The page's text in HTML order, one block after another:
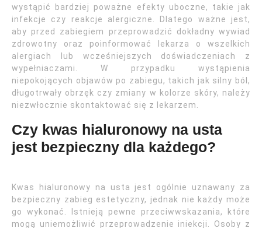
wystąpić bardziej poważne efekty uboczne, takie jak
infekcje czy reakcje alergiczne. Dlatego ważne jest,
aby przed zabiegiem przeprowadzić dokładny wywiad
zdrowotny oraz poinformować lekarza o wszelkich
alergiach lub wcześniejszych doświadczeniach z
wypełniaczami. W przypadku wystąpienia
niepokojących objawów po zabiegu, takich jak silny ból,
długotrwały obrzęk czy zmiany w kolorze skóry, należy
niezwłocznie skontaktować się z lekarzem.
Czy kwas hialuronowy na usta
jest bezpieczny dla każdego?
Kwas hialuronowy na usta jest ogólnie uznawany za
bezpieczny zabieg estetyczny, jednak nie każdy może
go wykonać. Istnieją pewne przeciwwskazania, które
mogą uniemożliwić przeprowadzenie iniekcji. Osoby z